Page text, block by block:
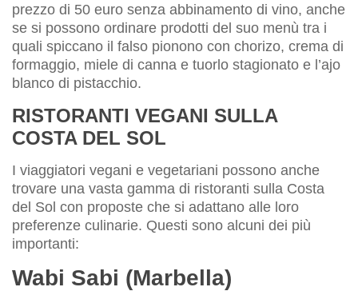
prezzo di 50 euro senza abbinamento di vino, anche
se si possono ordinare prodotti del suo menù tra i
quali spiccano il falso pionono con chorizo, crema di
formaggio, miele di canna e tuorlo stagionato e l’ajo
blanco di pistacchio.
RISTORANTI VEGANI SULLA
COSTA DEL SOL
I viaggiatori vegani e vegetariani possono anche
trovare una vasta gamma di ristoranti sulla Costa
del Sol con proposte che si adattano alle loro
preferenze culinarie. Questi sono alcuni dei più
importanti:
Wabi Sabi (Marbella)